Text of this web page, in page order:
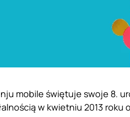
mobile świętuje swoje 8.
w kwietniu 2013 roku